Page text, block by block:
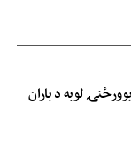
لوبه د باران